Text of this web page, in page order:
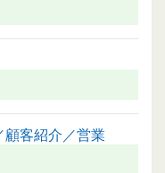
客紹介／営業